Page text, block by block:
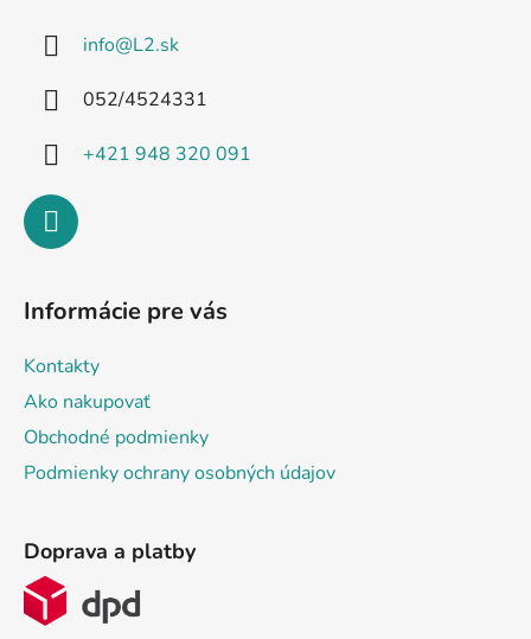
info@L2.sk
052/4524331
+421 948 320 091
Informácie pre vás
Kontakty
Ako nakupovať
Obchodné podmienky
Podmienky ochrany osobných údajov
Doprava a platby